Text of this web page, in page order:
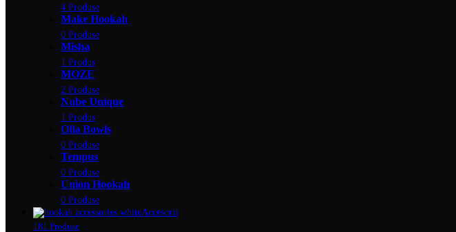
4 Produse
Make Hookah
0 Produse
Misha
1 Produs
MOZE
2 Produse
Nube Unique
1 Produs
Olla Bowls
0 Produse
Tempus
0 Produse
Union Hookah
0 Produse
Accesorii
181 Produse